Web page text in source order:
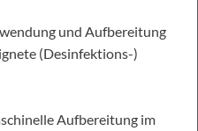
und Aufbereitung
(Desinfektions-)
Aufbereitung im